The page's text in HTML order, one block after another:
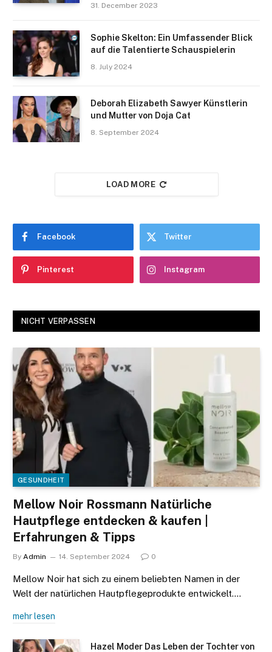
31. December 2023
Sophie Skelton: Ein Umfassender Blick
auf die Talentierte Schauspielerin
8. July 2024
Deborah Elizabeth Sawyer Künstlerin
und Mutter von Doja Cat
8. September 2024
LOAD MORE
Facebook Twitter
Pinterest Instagram
NICHT VERPASSEN
GESUNDHEIT
Mellow Noir Rossmann Natürliche
Hautpflege entdecken & kaufen |
Erfahrungen & Tipps
By Admin 14. September 2024 0
Mellow Noir hat sich zu einem beliebten Namen in der
Welt der natürlichen Hautpflegeprodukte entwickelt.…
mehr lesen
Hazel Moder Das Leben der Tochter von